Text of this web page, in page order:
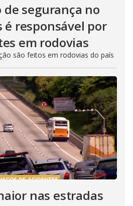
de segurança no
é responsável por
em rodovias
são feitos em rodovias do país
nas estradas